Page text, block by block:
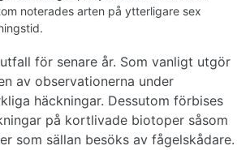
noterades arten på ytterligare sex
för senare år. Som vanligt utgör
av observationerna under
häckningar. Dessutom förbises
på kortlivade biotoper såsom
som sällan besöks av fågelskådare.